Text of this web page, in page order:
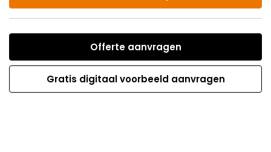
Offerte aanvragen
Gratis digitaal voorbeeld aanvragen